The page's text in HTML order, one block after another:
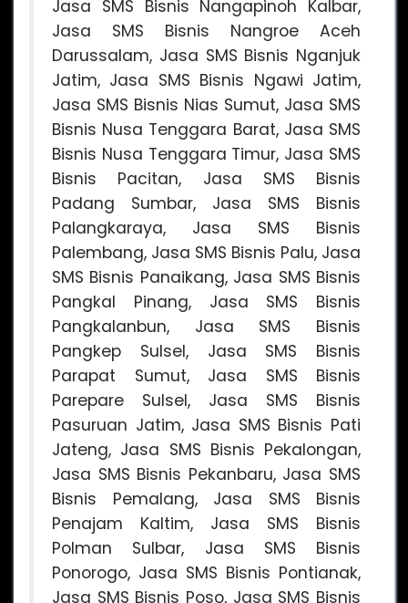
Jasa SMS Bisnis Nangapinoh Kalbar,
Jasa SMS Bisnis Nangroe Aceh
Darussalam, Jasa SMS Bisnis Nganjuk
Jatim, Jasa SMS Bisnis Ngawi Jatim,
Jasa SMS Bisnis Nias Sumut, Jasa SMS
Bisnis Nusa Tenggara Barat, Jasa SMS
Bisnis Nusa Tenggara Timur, Jasa SMS
Bisnis Pacitan, Jasa SMS Bisnis
Padang Sumbar, Jasa SMS Bisnis
Palangkaraya, Jasa SMS Bisnis
Palembang, Jasa SMS Bisnis Palu, Jasa
SMS Bisnis Panaikang, Jasa SMS Bisnis
Pangkal Pinang, Jasa SMS Bisnis
Pangkalanbun, Jasa SMS Bisnis
Pangkep Sulsel, Jasa SMS Bisnis
Parapat Sumut, Jasa SMS Bisnis
Parepare Sulsel, Jasa SMS Bisnis
Pasuruan Jatim, Jasa SMS Bisnis Pati
Jateng, Jasa SMS Bisnis Pekalongan,
Jasa SMS Bisnis Pekanbaru, Jasa SMS
Bisnis Pemalang, Jasa SMS Bisnis
Penajam Kaltim, Jasa SMS Bisnis
Polman Sulbar, Jasa SMS Bisnis
Ponorogo, Jasa SMS Bisnis Pontianak,
Jasa SMS Bisnis Poso, Jasa SMS Bisnis